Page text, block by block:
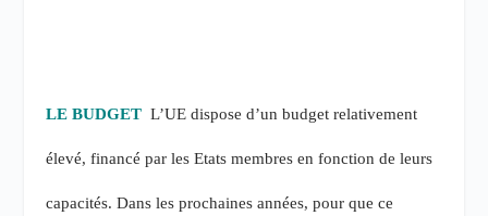
LE BUDGET L’UE dispose d’un budget relativement
élevé, financé par les Etats membres en fonction de leurs
capacités. Dans les prochaines années, pour que ce